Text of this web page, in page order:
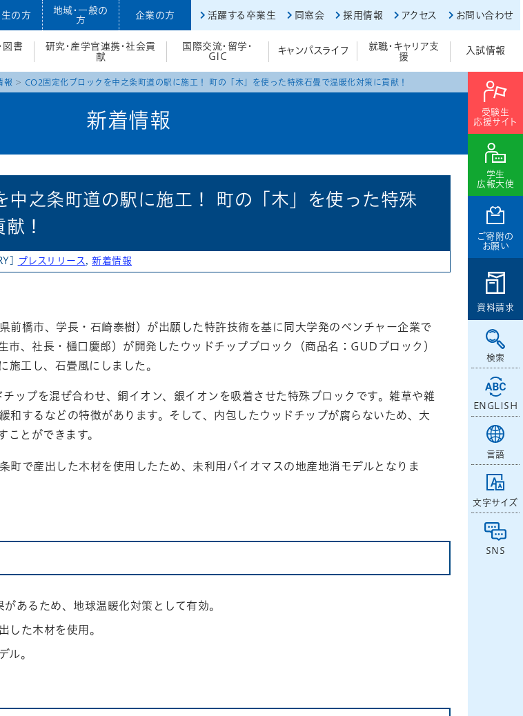
の方
地域・一般の
方
企業の方 活躍する卒業生 同窓会 採用情報 アクセス お問い合わせ
図書
研究・産学官連携・社会貢
献
国際交流・留学・
GIC
キャンパスライフ
就職・キャリア支
援
入試情報
受験生
応援サイト
学生
広報大使
ご寄附の
お願い
資料請求
検索
ENGLISH
言語
文字サイズ
SNS
報 CO2固定化ブロックを中之条町道の駅に施工！ 町の「木」を使った特殊石畳で温暖化対策に貢献！
新着情報
中之条町道の駅に施工！ 町の「木」を使った特殊
！
プレスリリース ,新着情報
前橋市、学長・石崎泰樹）が出願した特許技術を基に同大学発のベンチャー企業で
市、社長・樋口慶郎）が開発したウッドチップブロック（商品名：GUDブロック）
施工し、石畳風にしました。
ップを混ぜ合わせ、銅イオン、銀イオンを吸着させた特殊ブロックです。雑草や雑
和するなどの特徴があります。そして、内包したウッドチップが腐らないため、大
ことができます。
町で産出した木材を使用したため、未利用バイオマスの地産地消モデルとなりま
があるため、地球温暖化対策として有効。
した木材を使用。
ル。